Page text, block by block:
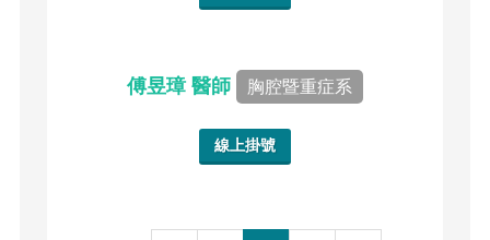
傅昱璋 醫師 胸腔暨重症系
線上掛號